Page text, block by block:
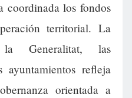
coordinada los fondos
territorial. La
Generalitat, las
ayuntamientos refleja
orientada a